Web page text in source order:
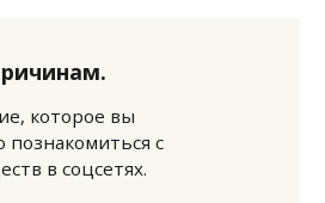
которое вы
с
в соцсетях.